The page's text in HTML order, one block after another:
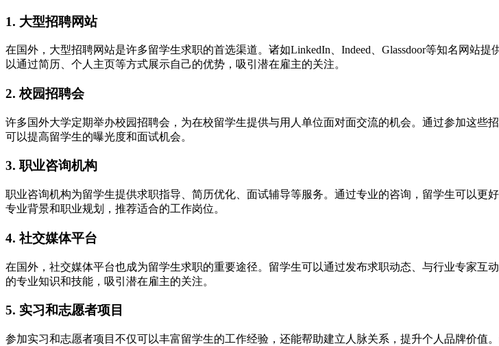
1. 大型招聘网站
在国外，大型招聘网站是许多留学生求职的首选渠道。诸如LinkedIn、Indeed、Glassdoor等知名网站
以通过简历、个人主页等方式展示自己的优势，吸引潜在雇主的关注。
2. 校园招聘会
许多国外大学定期举办校园招聘会，为在校留学生提供与用人单位面对面交流的机会。通过参加这
可以提高留学生的曝光度和面试机会。
3. 职业咨询机构
职业咨询机构为留学生提供求职指导、简历优化、面试辅导等服务。通过专业的咨询，留学生可以
专业背景和职业规划，推荐适合的工作岗位。
4. 社交媒体平台
在国外，社交媒体平台也成为留学生求职的重要途径。留学生可以通过发布求职动态、与行业专家
的专业知识和技能，吸引潜在雇主的关注。
5. 实习和志愿者项目
参加实习和志愿者项目不仅可以丰富留学生的工作经验，还能帮助建立人脉关系，提升个人品牌价